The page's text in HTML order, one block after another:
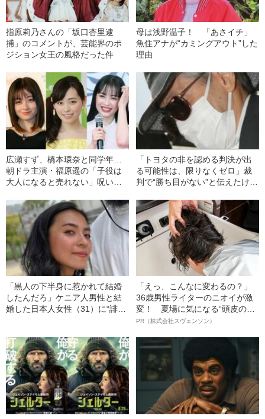
指原莉乃さんの「坂口杏里逮
捕」のコメントが、芸能界のポ
ジション女王の風格だった件
母は浅野温子！ 「あさイチ」
魚住アナが“カミングアウト”した
理由
広瀬すず、橋本環奈と同学年…
朝ドラ主演・福原遥の「子役は
大人になると売れない」呪いが
「トヨタの非を認める判決が出
る可能性は、限りなくゼロ」裁
判で“勝ち目がない”と伝えたけれ
幸三を説得できなかった「長男
の葛藤」
「黒人の下半身に惹かれて結婚
したんだろ」ケニア人男性と結
婚した日本人女性（31）に“誹謗
「えっ、こんなに変わるの？」
36歳男性ライターのニオイが激
変！ 夏場に気になる“頭皮のニ
オイ”や“ベタつき”を解消す
ト”が生み出した徹底ケアとは
PR（株式会社スヴェンソン）